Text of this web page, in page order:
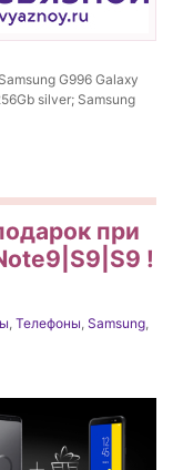
G996 Galaxy
silver; Samsung
при
!
, Телефоны, Samsung,